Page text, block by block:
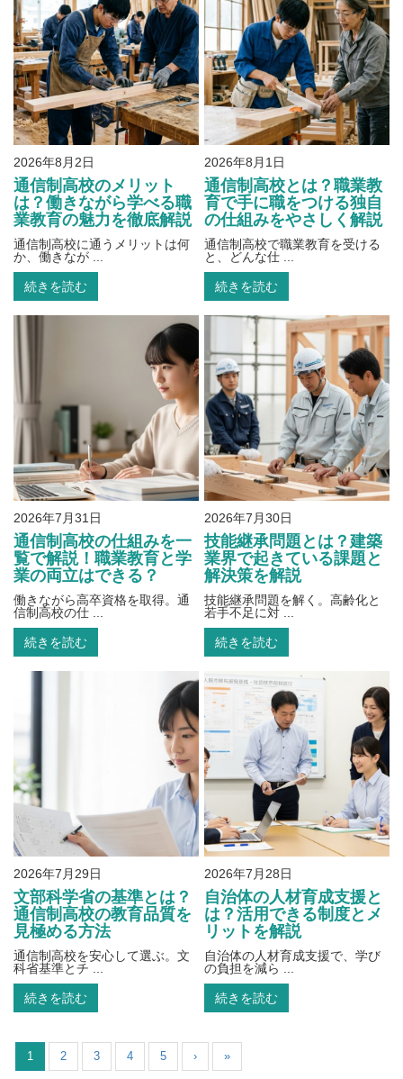
2026年8月2日
通信制高校のメリット
は？働きながら学べる職
業教育の魅力を徹底解説
通信制高校に通うメリットは何
か、働きなが ...
続きを読む
2026年8月1日
通信制高校とは？職業教
育で手に職をつける独自
の仕組みをやさしく解説
通信制高校で職業教育を受ける
と、どんな仕 ...
続きを読む
2026年7月31日
通信制高校の仕組みを一
覧で解説！職業教育と学
業の両立はできる？
働きながら高卒資格を取得。通
信制高校の仕 ...
続きを読む
2026年7月30日
技能継承問題とは？建築
業界で起きている課題と
解決策を解説
技能継承問題を解く。高齢化と
若手不足に対 ...
続きを読む
2026年7月29日
文部科学省の基準とは？
通信制高校の教育品質を
見極める方法
通信制高校を安心して選ぶ。文
科省基準とチ ...
続きを読む
2026年7月28日
自治体の人材育成支援と
は？活用できる制度とメ
リットを解説
自治体の人材育成支援で、学び
の負担を減ら ...
続きを読む
1 2 3 4 5 › »